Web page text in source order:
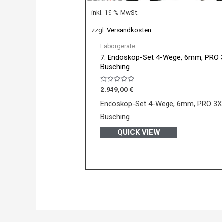
inkl. 19 % MwSt.
zzgl.Versandkosten
Laborgeräte
7. Endoskop-Set 4-Wege, 6mm, PRO
Busching
Bewertet
0
von
2.949,00 €
Endoskop-Set 4-Wege, 6mm, PRO 3X
Busching
QUICK VIEW